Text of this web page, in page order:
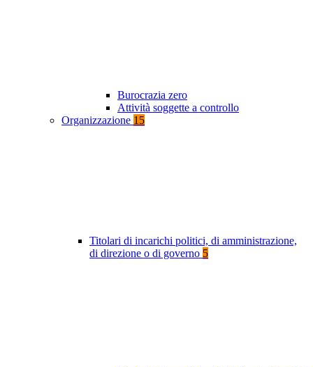
Burocrazia zero
Attività soggette a controllo
Organizzazione 15
Titolari di incarichi politici, di amministrazione,
di direzione o di governo 5